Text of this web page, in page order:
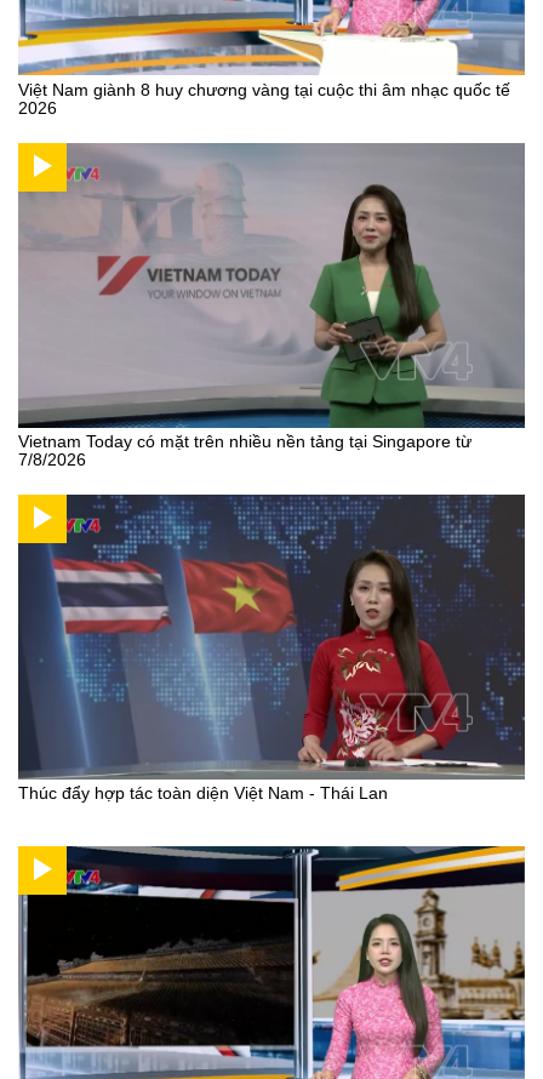
Việt Nam giành 8 huy chương vàng tại cuộc thi âm nhạc quốc tế
2026
Vietnam Today có mặt trên nhiều nền tảng tại Singapore từ
7/8/2026
Thúc đẩy hợp tác toàn diện Việt Nam - Thái Lan